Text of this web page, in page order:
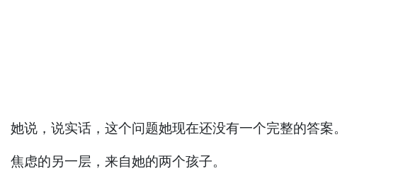
她说，说实话，这个问题她现在还没有一个完整的答案。
焦虑的另一层，来自她的两个孩子。